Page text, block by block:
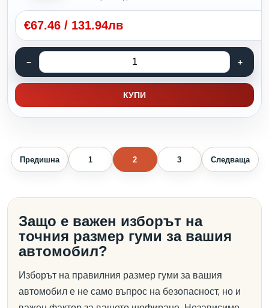
€67.46 / 131.94лв
КУПИ
Предишна 1 2 3 Следваща
Защо е важен изборът на
точния размер гуми за вашия
автомобил?
Изборът на правилния размер гуми за вашия
автомобил е не само въпрос на безопасност, но и